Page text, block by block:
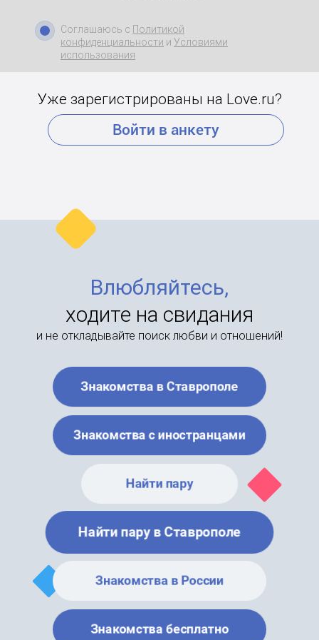
Соглашаюсь с Политикой
конфиденциальности и Условиями
использования
Уже зарегистрированы на Love.ru?
Войти в анкету
Влюбляйтесь,
ходите на свидания
и не откладывайте поиск любви и отношений!
Знакомства в Ставрополе
Знакомства с иностранцами
Найти пару
Найти пару в Ставрополе
Знакомства в России
Знакомства бесплатно